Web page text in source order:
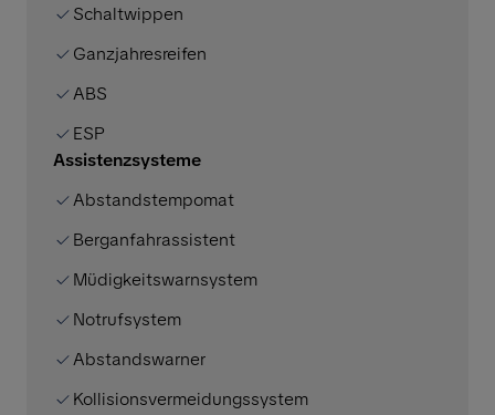
Schaltwippen
Ganzjahresreifen
ABS
ESP
Assistenzsysteme
Abstandstempomat
Berganfahrassistent
Müdigkeitswarnsystem
Notrufsystem
Abstandswarner
Kollisionsvermeidungssystem